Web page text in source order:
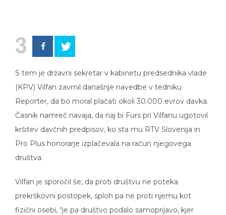
3
S tem je državni sekretar v kabinetu predsednika vlade
(KPV) Vilfan zavrnil današnje navedbe v tedniku
Reporter, da bo moral plačati okoli 30.000 evrov davka.
Časnik namreč navaja, da naj bi Furs pri Vilfanu ugotovil
kršitev davčnih predpisov, ko sta mu RTV Slovenija in
Pro Plus honorarje izplačevala na račun njegovega
društva.
Vilfan je sporočil še, da proti društvu ne poteka
prekrškovni postopek, sploh pa ne proti njemu kot
fizični osebi, “je pa društvo podalo samoprijavo, kjer